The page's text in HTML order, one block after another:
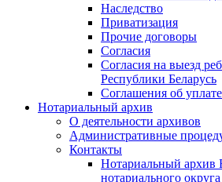
Наследство
Приватизация
Прочие договоры
Согласия
Согласия на выезд
Республики Беларусь
Соглашения об
Нотариальный архив
О деятельности архивов
Административные
Контакты
Нотариальный архив
нотариального округа